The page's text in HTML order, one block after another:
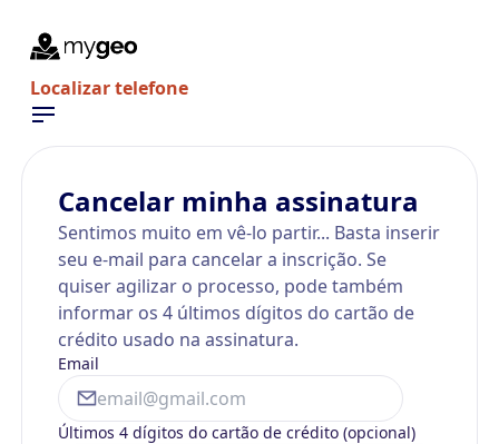
Localizar telefone
Cancelar minha assinatura
Sentimos muito em vê-lo partir... Basta inserir
seu e-mail para cancelar a inscrição. Se
quiser agilizar o processo, pode também
informar os 4 últimos dígitos do cartão de
crédito usado na assinatura.
Email
Últimos 4 dígitos do cartão de crédito (opcional)